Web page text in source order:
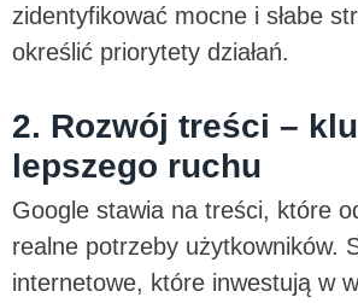
zidentyfikować mocne i słabe
określić priorytety działań.
2. Rozwój treści –
lepszego ruchu
Google stawia na treści, które
realne potrzeby użytkowników.
internetowe, które inwestują w